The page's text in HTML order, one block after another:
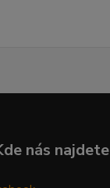
nás najdete